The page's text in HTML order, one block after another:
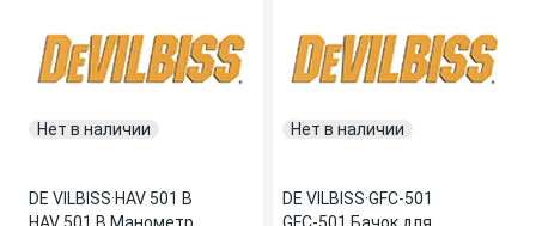
Нет в наличии
DE VILBISS·HAV 501 B
Нет в наличии
DE VILBISS·GFC-501